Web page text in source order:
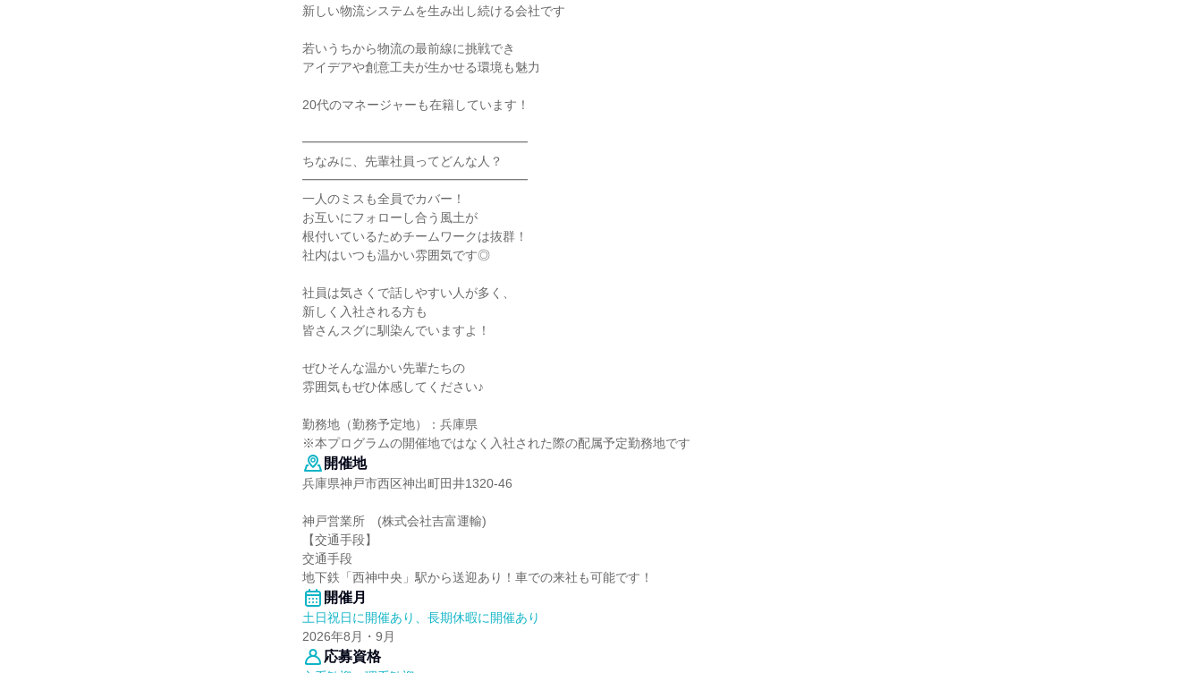
新しい物流システムを生み出し続ける会社です
若いうちから物流の最前線に挑戦でき
アイデアや創意工夫が生かせる環境も魅力
20代のマネージャーも在籍しています！
━━━━━━━━━━━━━━━━━━
ちなみに、先輩社員ってどんな人？
━━━━━━━━━━━━━━━━━━
一人のミスも全員でカバー！
お互いにフォローし合う風土が
根付いているためチームワークは抜群！
社内はいつも温かい雰囲気です◎
社員は気さくで話しやすい人が多く、
新しく入社される方も
皆さんスグに馴染んでいますよ！
ぜひそんな温かい先輩たちの
雰囲気もぜひ体感してください♪
勤務地（勤務予定地）：兵庫県
※本プログラムの開催地ではなく入社された際の配属予定勤務地です
開催地
兵庫県神戸市西区神出町田井1320-46
神戸営業所 (株式会社吉富運輸)
【交通手段】
交通手段
地下鉄「西神中央」駅から送迎あり！車での来社も可能です！
開催月
土日祝日に開催あり、長期休暇に開催あり
2026年8月・9月
応募資格